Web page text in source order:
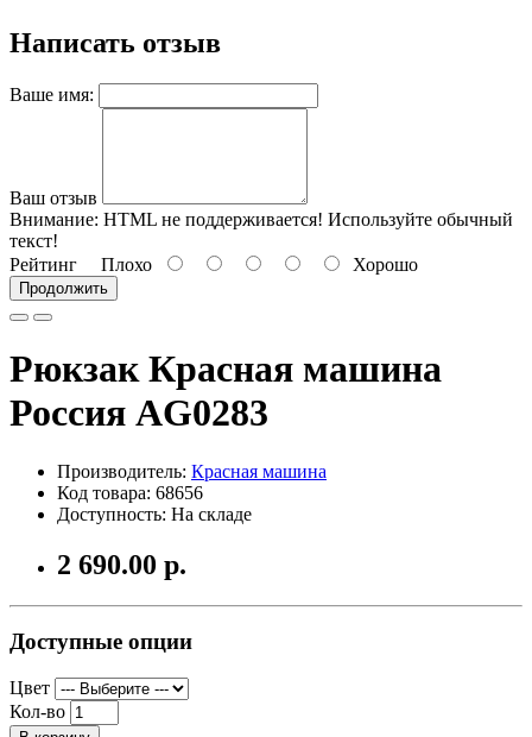
Написать отзыв
Ваше имя:
Ваш отзыв
Внимание: HTML не поддерживается! Используйте обычный
текст!
Рейтинг Плохо Хорошо
Продолжить
Рюкзак Красная машина
Россия AG0283
Производитель: Красная машина
Код товара: 68656
Доступность: На складе
2 690.00 р.
Доступные опции
Цвет
Кол-во